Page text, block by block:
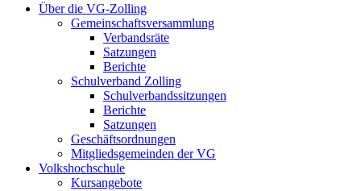
Über die VG-Zolling
Gemeinschaftsversammlung
Verbandsräte
Satzungen
Berichte
Schulverband Zolling
Schulverbandssitzungen
Berichte
Satzungen
Geschäftsordnungen
Mitgliedsgemeinden der VG
Volkshochschule
Kursangebote